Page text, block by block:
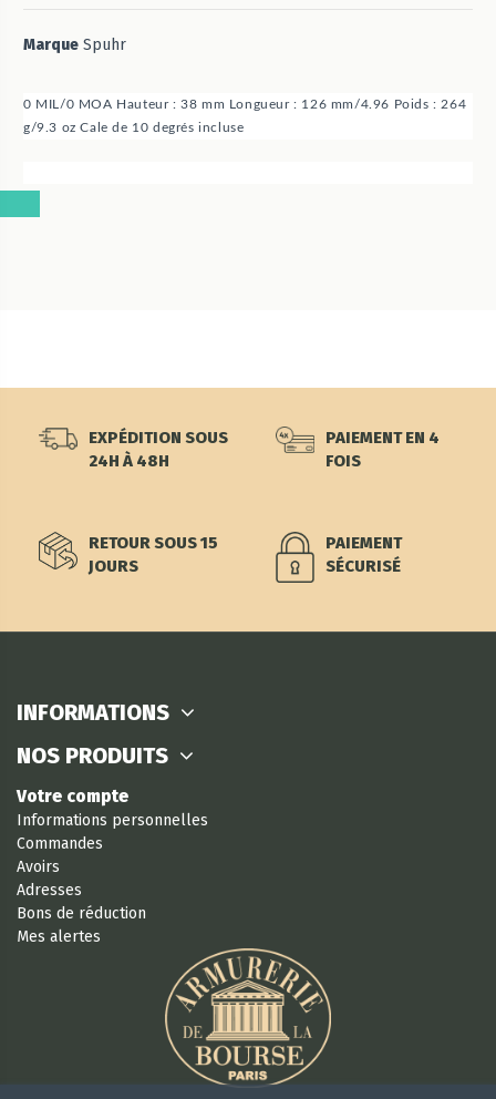
Marque Spuhr
0 MIL/0 MOA Hauteur : 38 mm Longueur : 126 mm/4.96 Poids : 264
g/9.3 oz Cale de 10 degrés incluse
EXPÉDITION SOUS
24H À 48H
PAIEMENT EN 4
FOIS
RETOUR SOUS 15
JOURS
PAIEMENT
SÉCURISÉ
INFORMATIONS
NOS PRODUITS
Votre compte
Informations personnelles
Commandes
Avoirs
Adresses
Bons de réduction
Mes alertes